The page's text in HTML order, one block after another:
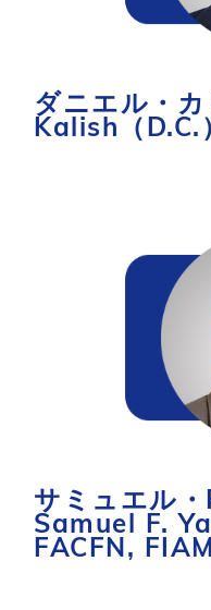
ダニエル・
Kalish（D.C.
サミュエル・
Samuel F.
FACFN,